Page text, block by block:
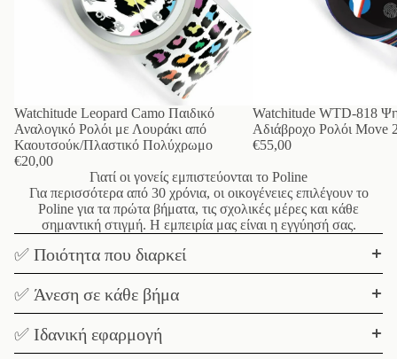
Watchitude Leopard Camo Παιδικό
Αναλογικό Ρολόι με Λουράκι από
Καουτσούκ/Πλαστικό Πολύχρωμο
€20,00
Watchitude WTD-818
Αδιάβροχο Ρολόι Move
€55,00
Γιατί οι γονείς εμπιστεύονται το Poline
Για περισσότερα από 30 χρόνια, οι οικογένειες επιλέγουν το
Poline για τα πρώτα βήματα, τις σχολικές μέρες και κάθε
σημαντική στιγμή. Η εμπειρία μας είναι η εγγύησή σας.
✅ Ποιότητα που διαρκεί
✅ Άνεση σε κάθε βήμα
✅ Ιδανική εφαρμογή